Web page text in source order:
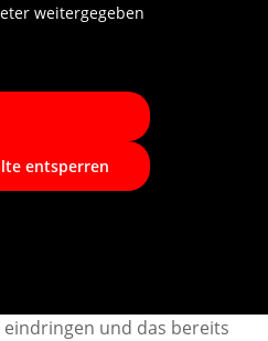
weitergegeben
entsperren
und das bereits